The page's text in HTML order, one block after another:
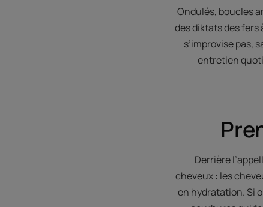
Ondulés, boucles
des diktats des fers
s’improvise pas,
entretien
Derrière
cheveux : les
en hydratation. Si